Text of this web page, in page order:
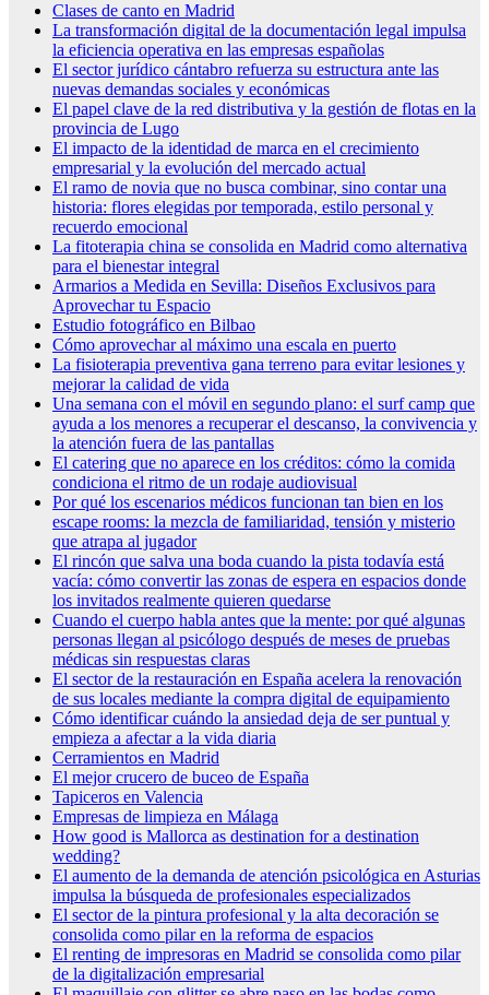
Clases de canto en Madrid
La transformación digital de la documentación legal impulsa
la eficiencia operativa en las empresas españolas
El sector jurídico cántabro refuerza su estructura ante las
nuevas demandas sociales y económicas
El papel clave de la red distributiva y la gestión de flotas en la
provincia de Lugo
El impacto de la identidad de marca en el crecimiento
empresarial y la evolución del mercado actual
El ramo de novia que no busca combinar, sino contar una
historia: flores elegidas por temporada, estilo personal y
recuerdo emocional
La fitoterapia china se consolida en Madrid como alternativa
para el bienestar integral
Armarios a Medida en Sevilla: Diseños Exclusivos para
Aprovechar tu Espacio
Estudio fotográfico en Bilbao
Cómo aprovechar al máximo una escala en puerto
La fisioterapia preventiva gana terreno para evitar lesiones y
mejorar la calidad de vida
Una semana con el móvil en segundo plano: el surf camp que
ayuda a los menores a recuperar el descanso, la convivencia y
la atención fuera de las pantallas
El catering que no aparece en los créditos: cómo la comida
condiciona el ritmo de un rodaje audiovisual
Por qué los escenarios médicos funcionan tan bien en los
escape rooms: la mezcla de familiaridad, tensión y misterio
que atrapa al jugador
El rincón que salva una boda cuando la pista todavía está
vacía: cómo convertir las zonas de espera en espacios donde
los invitados realmente quieren quedarse
Cuando el cuerpo habla antes que la mente: por qué algunas
personas llegan al psicólogo después de meses de pruebas
médicas sin respuestas claras
El sector de la restauración en España acelera la renovación
de sus locales mediante la compra digital de equipamiento
Cómo identificar cuándo la ansiedad deja de ser puntual y
empieza a afectar a la vida diaria
Cerramientos en Madrid
El mejor crucero de buceo de España
Tapiceros en Valencia
Empresas de limpieza en Málaga
How good is Mallorca as destination for a destination
wedding?
El aumento de la demanda de atención psicológica en Asturias
impulsa la búsqueda de profesionales especializados
El sector de la pintura profesional y la alta decoración se
consolida como pilar en la reforma de espacios
El renting de impresoras en Madrid se consolida como pilar
de la digitalización empresarial